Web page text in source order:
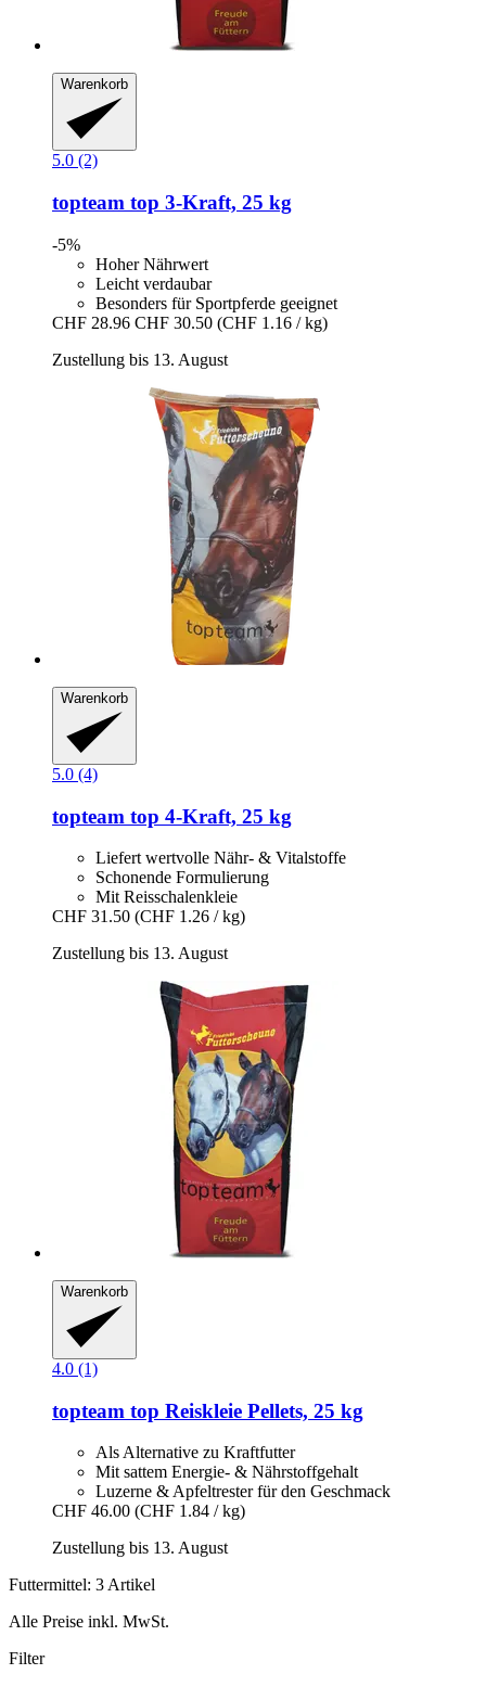
Warenkorb
5.0 (2)
topteam top 3-​Kraft, 25 kg
-5%
Hoher Nährwert
Leicht verdaubar
Besonders für Sportpferde geeignet
CHF 28.96 CHF 30.50 (CHF 1.16 / kg)
Zustellung bis 13. August
Warenkorb
5.0 (4)
topteam top 4-​Kraft, 25 kg
Liefert wertvolle Nähr- & Vitalstoffe
Schonende Formulierung
Mit Reisschalenkleie
CHF 31.50 (CHF 1.26 / kg)
Zustellung bis 13. August
Warenkorb
4.0 (1)
topteam top Reiskleie Pellets, 25 kg
Als Alternative zu Kraftfutter
Mit sattem Energie- & Nährstoffgehalt
Luzerne & Apfeltrester für den Geschmack
CHF 46.00 (CHF 1.84 / kg)
Zustellung bis 13. August
Futtermittel: 3 Artikel
Alle Preise inkl. MwSt.
Filter